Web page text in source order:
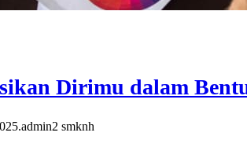
Dirimu dalam
.admin2 smknh